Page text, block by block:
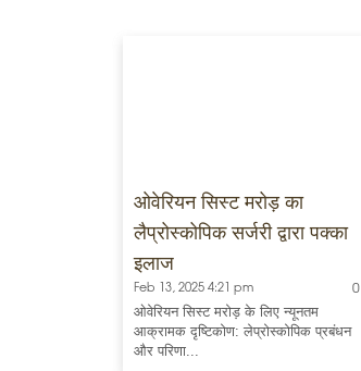
ओवेरियन सिस्ट मरोड़ का
लैप्रोस्कोपिक सर्जरी द्वारा पक्का
इलाज
Feb 13, 2025 4:21 pm 0
ओवेरियन सिस्ट मरोड़ के लिए न्यूनतम
आक्रामक दृष्टिकोण: लेप्रोस्कोपिक प्रबंधन
और परिणा...